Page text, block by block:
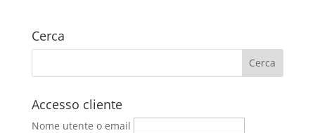
Cerca
Accesso cliente
Nome utente o email